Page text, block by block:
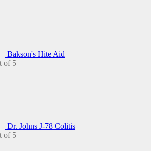
Bakson's Hite Aid
of 5
Dr. Johns J-78 Colitis
of 5